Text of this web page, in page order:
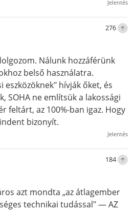
Jelentés
276
Nálunk hozzáférünk
belső használatra.
eszközöknek" hívják őket, és
SOHA ne említsük a lakossági
feltárt, az 100%-ban igaz. Hogy
bizonyít.
Jelentés
184
azt mondta „az átlagember
technikai tudással" — AZ